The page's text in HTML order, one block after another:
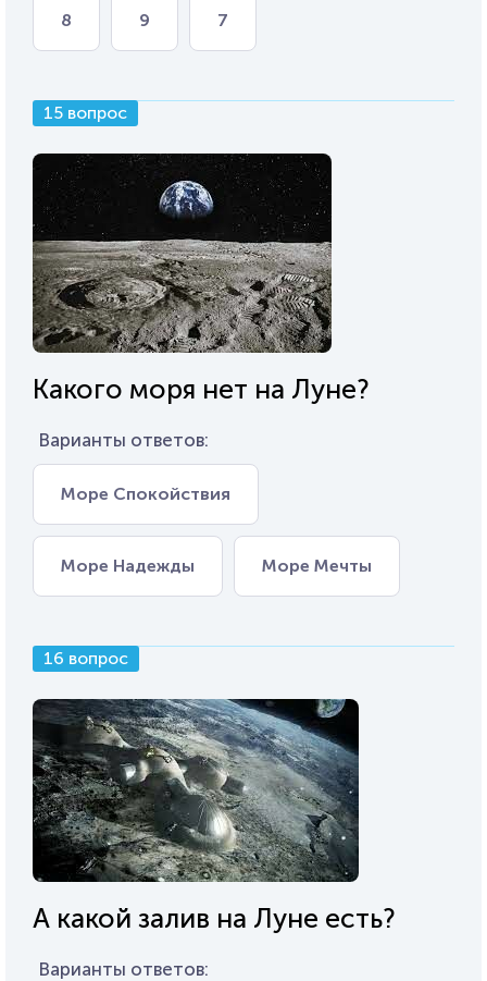
8 9 7
15 вопрос
Какого моря нет на Луне?
Варианты ответов:
Море Спокойствия
Море Надежды Море Мечты
16 вопрос
А какой залив на Луне есть?
Варианты ответов: